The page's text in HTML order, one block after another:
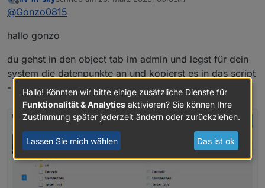
Aber ich steh total auf dem Schlauch wo ich
selbst-angelegten-datenpunkt)- ein html datei
kann auf wunsch geschrieben werden - damit
kann auch in iQontrol ein popup "gefüttert"
werden und als anzeige dienen. auch die
werte für warnung oder alarm sind
einzutragen
list itemein datenpunkt für die anzahl der
devices mit alarm (im script beschrieben)
devices mit einem alarm (im script
Danke für die Hilfe
Offline zuletzt editiert von liv-in-sky
@Gonzo0815
hallo gonzo
du gehst in den object tab im admin und legst für dein
system die datenpunkte an und kopierst es in das script
- die bezeichnungen dafür kannst du frei wählen
Hallo! Könnten wir bitte einige zusätzliche Dienste für
Funktionalität & Analytics aktivieren? Sie können Ihre
Zustimmung später jederzeit ändern oder zurückziehen.
Lassen Sie mich wählen Das ist ok